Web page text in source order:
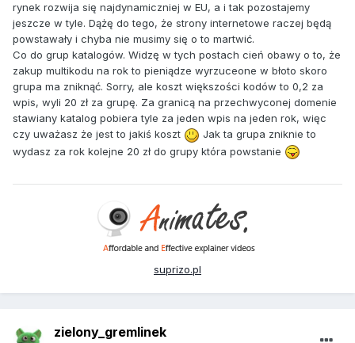
rynek rozwija się najdynamiczniej w EU, a i tak pozostajemy
jeszcze w tyle. Dążę do tego, że strony internetowe raczej będą
powstawały i chyba nie musimy się o to martwić.
Co do grup katalogów. Widzę w tych postach cień obawy o to, że
zakup multikodu na rok to pieniądze wyrzuceone w błoto skoro
grupa ma zniknąć. Sorry, ale koszt większości kodów to 0,2 za
wpis, wyli 20 zł za grupę. Za granicą na przechwyconej domenie
stawiany katalog pobiera tyle za jeden wpis na jeden rok, więc
czy uważasz że jest to jakiś koszt
Jak ta grupa zniknie to
wydasz za rok kolejne 20 zł do grupy która powstanie
suprizo.pl
zielony_gremlinek